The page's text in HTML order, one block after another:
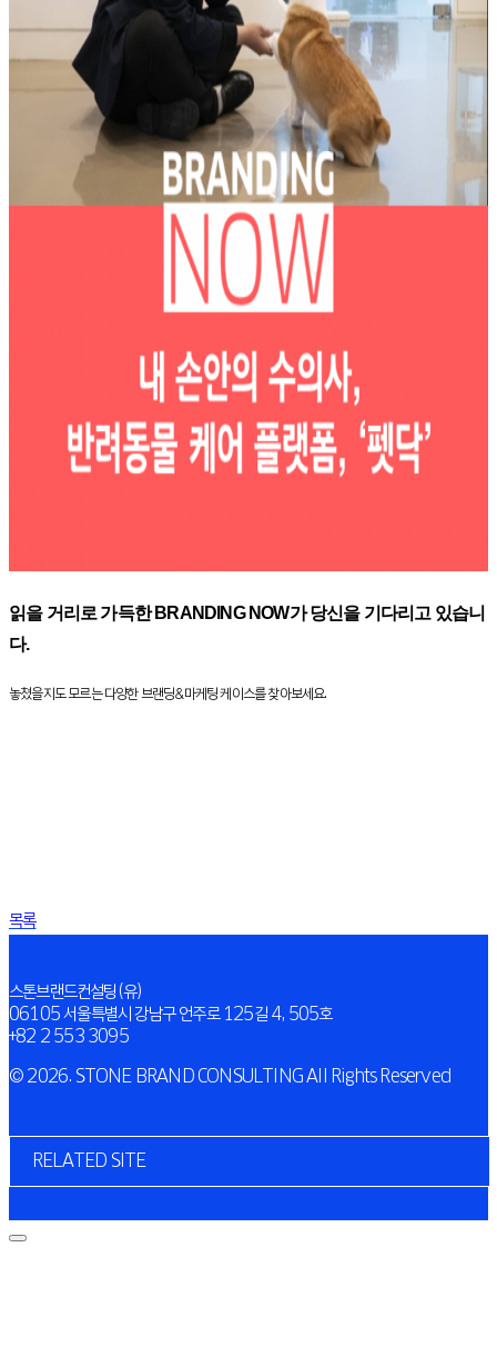
읽을 거리로 가득한 BRANDING NOW가 당신을 기다리고 있습니
다.
놓쳤을지도 모르는 다양한 브랜딩&마케팅 케이스를 찾아보세요.
목록
스톤브랜드컨설팅(유)
06105 서울특별시 강남구 언주로 125길 4, 505호
+82 2 553 3095
© 2026. STONE BRAND CONSULTING All Rights Reserved
RELATED SITE